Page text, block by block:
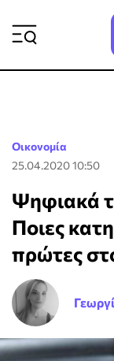
Οικονομία
25.04.2020 10:50
Ψηφιακά
Ποιες
πρώτες